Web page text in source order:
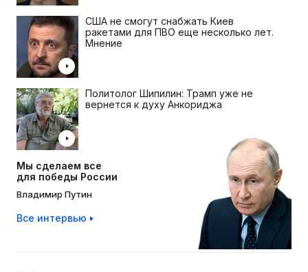
США не смогут снабжать Киев
ракетами для ПВО еще несколько лет.
Мнение
Политолог Шипилин: Трамп уже не
вернется к духу Анкориджа
Мы сделаем все
для победы России
Владимир Путин
Все интервью